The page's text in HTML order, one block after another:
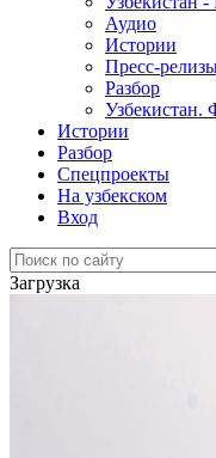
Аудио
Истории
Пресс-
Разбор
Узбекистан.
Истории
Разбор
Спецпроекты
На узбекском
Вход
Загрузка